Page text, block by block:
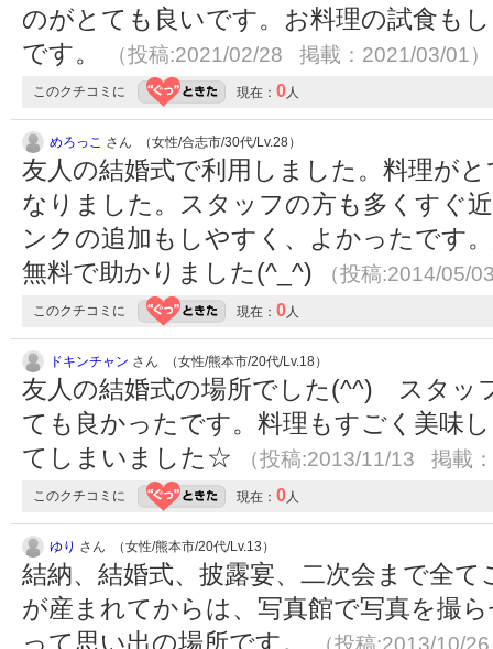
のがとても良いです。お料理の試食も
です。
（投稿:2021/02/28 掲載：2021/03/01）
このクチコミに 現在： 0 人
めろっこ さん （女性/合志市/30代/Lv.28）
友人の結婚式で利用しました。料理が
なりました。スタッフの方も多くすぐ
ンクの追加もしやすく、よかったです
無料で助かりました(^_^)
（投稿:2014/05/
このクチコミに 現在： 0 人
ドキンチャン さん （女性/熊本市/20代/Lv.18）
友人の結婚式の場所でした(^^) スタッ
ても良かったです。料理もすごく美味
てしまいました☆
（投稿:2013/11/13 掲載
このクチコミに 現在： 0 人
ゆり さん （女性/熊本市/20代/Lv.13）
結納、結婚式、披露宴、二次会まで全
が産まれてからは、写真館で写真を撮
って思い出の場所です。
（投稿:2013/10/